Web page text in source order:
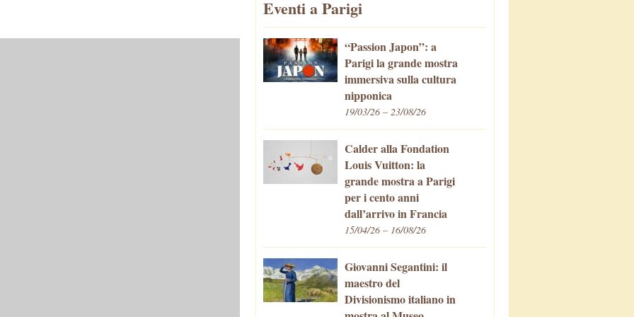
Eventi a Parigi
“Passion Japon”: a
Parigi la grande mostra
immersiva sulla cultura
nipponica
19/03/26 – 23/08/26
Calder alla Fondation
Louis Vuitton: la
grande mostra a Parigi
per i cento anni
dall’arrivo in Francia
15/04/26 – 16/08/26
Giovanni Segantini: il
maestro del
Divisionismo italiano in